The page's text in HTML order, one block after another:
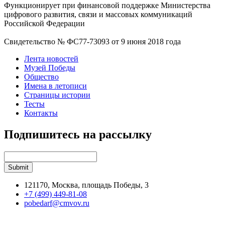
Функционирует при финансовой поддержке Министерства
цифрового развития, связи и массовых коммуникаций
Российской Федерации
Свидетельство № ФС77-73093 от 9 июня 2018 года
Лента новостей
Музей Победы
Общество
Имена в летописи
Страницы истории
Тесты
Контакты
Подпишитесь на рассылку
121170, Москва, площадь Победы, 3
+7 (499) 449-81-08
pobedarf@cmvov.ru